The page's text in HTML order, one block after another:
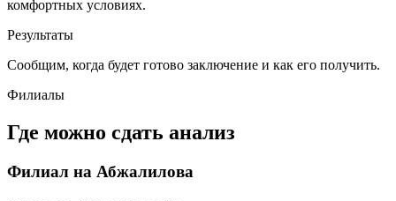
комфортных условиях.
Результаты
Сообщим, когда будет готово заключение и как его получить.
Филиалы
Где можно сдать анализ
Филиал на Абжалилова